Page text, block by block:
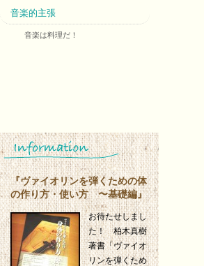
音楽的主張
音楽は料理だ！
『ヴァイオリンを弾くための体
の作り方・使い方 〜基礎編』
お待たせしまし
た！ 柏木真樹
著書「ヴァイオ
リンを弾くため